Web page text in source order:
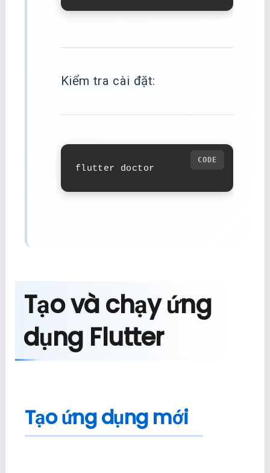
Kiểm tra cài đặt:
flutter doctor
Tạo và chạy ứng
dụng Flutter
Tạo ứng dụng mới